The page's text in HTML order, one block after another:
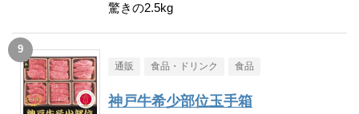
驚きの2.5kg
通販 食品・ドリンク 食品
神戸牛希少部位玉手箱